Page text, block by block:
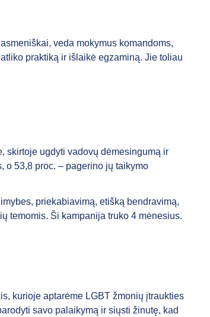
veda mokymus komandoms,
praktiką ir išlaikė egzaminą. Jie toliau
skirtoje ugdyti vadovų dėmesingumą ir
o 53,8 proc. – pagerino jų taikymo
priekabiavimą, etišką bendravimą,
temomis. Ši kampanija truko 4 mėnesius.
kurioje aptarėme LGBT žmonių įtraukties
savo palaikymą ir siųsti žinutę, kad